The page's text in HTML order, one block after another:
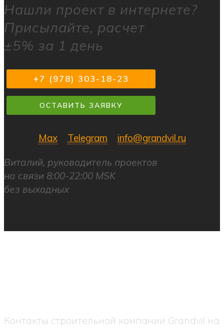
Нашли проект в интернете?
Присылайте, расчет
±5% за 1 день
+7 (978) 303-18-23
ОСТАВИТЬ ЗАЯВКУ
Max Telegram info@grandvil.ru
Виталий, руководитель проектов
на связи 8:00-22:00 MSK
без выходных
Контакты строительной компании Grandvil на